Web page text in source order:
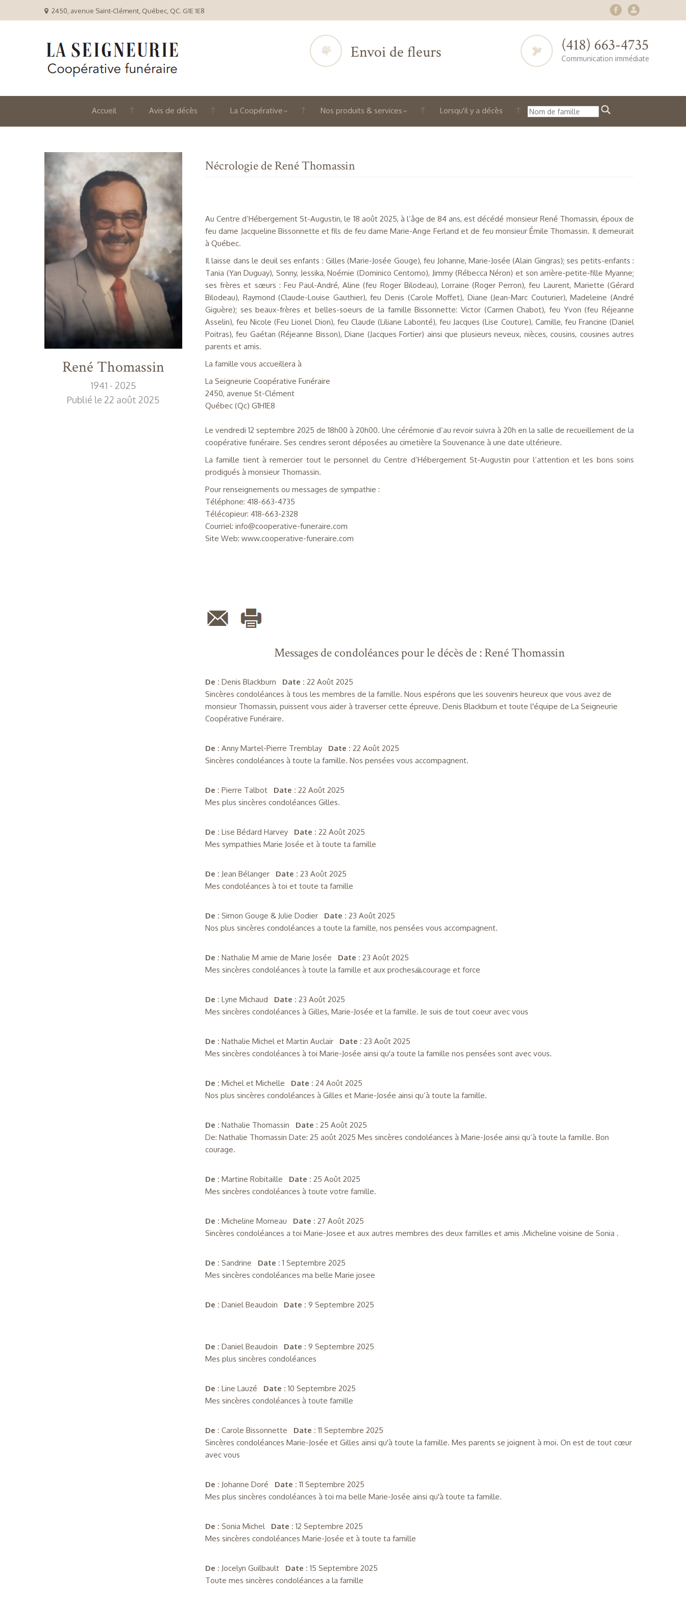
2450, avenue Saint-Clément, Québec, QC. G1E 1E8
(418) 663-4735
Communication immédiate
Envoi de fleurs
Accueil Avis de décès La Coopérative Nos produits & services Lorsqu'il y a décès
René Thomassin
1941 - 2025
Publié le 22 août 2025
Nécrologie de René Thomassin
Au Centre d’Hébergement St-Augustin, le 18 août 2025, à l’âge de 84 ans, est décédé monsieur René Thomassin, époux de
feu dame Jacqueline Bissonnette et fils de feu dame Marie-Ange Ferland et de feu monsieur Émile Thomassin. Il demeurait
à Québec.
Il laisse dans le deuil ses enfants : Gilles (Marie-Josée Gouge), feu Johanne, Marie-Josée (Alain Gingras); ses petits-enfants :
Tania (Yan Duguay), Sonny, Jessika, Noémie (Dominico Centomo), Jimmy (Rébecca Néron) et son arrière-petite-fille Myanne;
ses frères et sœurs : Feu Paul-André, Aline (feu Roger Bilodeau), Lorraine (Roger Perron), feu Laurent, Mariette (Gérard
Bilodeau), Raymond (Claude-Louise Gauthier), feu Denis (Carole Moffet), Diane (Jean-Marc Couturier), Madeleine (André
Giguère); ses beaux-frères et belles-soeurs de la famille Bissonnette: Victor (Carmen Chabot), feu Yvon (feu Réjeanne
Asselin), feu Nicole (Feu Lionel Dion), feu Claude (Liliane Labonté), feu Jacques (Lise Couture), Camille, feu Francine (Daniel
Poitras), feu Gaétan (Réjeanne Bisson), Diane (Jacques Fortier) ainsi que plusieurs neveux, nièces, cousins, cousines autres
parents et amis.
La famille vous accueillera à
La Seigneurie Coopérative Funéraire
2450, avenue St-Clément
Québec (Qc) G1H1E8
Le vendredi 12 septembre 2025 de 18h00 à 20h00. Une cérémonie d’au revoir suivra à 20h en la salle de recueillement de la
coopérative funéraire. Ses cendres seront déposées au cimetière la Souvenance à une date ultérieure.
La famille tient à remercier tout le personnel du Centre d’Hébergement St-Augustin pour l’attention et les bons soins
prodigués à monsieur Thomassin.
Pour renseignements ou messages de sympathie :
Téléphone: 418-663-4735
Télécopieur: 418-663-2328
Courriel: info@cooperative-funeraire.com
Site Web: www.cooperative-funeraire.com
Messages de condoléances pour le décès de : René Thomassin
De : Denis Blackburn Date : 22 Août 2025
Sincères condoléances à tous les membres de la famille. Nous espérons que les souvenirs heureux que vous avez de
monsieur Thomassin, puissent vous aider à traverser cette épreuve. Denis Blackburn et toute l'équipe de La Seigneurie
Coopérative Funéraire.
De : Anny Martel-Pierre Tremblay Date : 22 Août 2025
Sincères condoléances à toute la famille. Nos pensées vous accompagnent.
De : Pierre Talbot Date : 22 Août 2025
Mes plus sincères condoléances Gilles.
De : Lise Bédard Harvey Date : 22 Août 2025
Mes sympathies Marie Josée et à toute ta famille
De : Jean Bélanger Date : 23 Août 2025
Mes condoléances à toi et toute ta famille
De : Simon Gouge & Julie Dodier Date : 23 Août 2025
Nos plus sincères condoléances a toute la famille, nos pensées vous accompagnent.
De : Nathalie M amie de Marie Josée Date : 23 Août 2025
Mes sincères condoléances à toute la famille et aux proches🙏courage et force
De : Lyne Michaud Date : 23 Août 2025
Mes sincères condoléances à Gilles, Marie-Josée et la famille. Je suis de tout coeur avec vous
De : Nathalie Michel et Martin Auclair Date : 23 Août 2025
Mes sincères condoléances à toi Marie-Josée ainsi qu'a toute la famille nos pensées sont avec vous.
De : Michel et Michelle Date : 24 Août 2025
Nos plus sincères condoléances à Gilles et Marie-Josée ainsi qu’à toute la famille.
De : Nathalie Thomassin Date : 25 Août 2025
De: Nathalie Thomassin Date: 25 août 2025 Mes sincères condoléances à Marie-Josée ainsi qu’à toute la famille. Bon
courage.
De : Martine Robitaille Date : 25 Août 2025
Mes sincères condoléances à toute votre famille.
De : Micheline Morneau Date : 27 Août 2025
Sincères condoléances a toi Marie-Josee et aux autres membres des deux familles et amis .Micheline voisine de Sonia .
De : Sandrine Date : 1 Septembre 2025
Mes sincères condoléances ma belle Marie josee
De : Daniel Beaudoin Date : 9 Septembre 2025
De : Daniel Beaudoin Date : 9 Septembre 2025
Mes plus sincères condoléances
De : Line Lauzé Date : 10 Septembre 2025
Mes sincères condoléances à toute famille
De : Carole Bissonnette Date : 11 Septembre 2025
Sincères condoléances Marie-Josée et Gilles ainsi qu'à toute la famille. Mes parents se joignent à moi. On est de tout cœur
avec vous
De : Johanne Doré Date : 11 Septembre 2025
Mes plus sincères condoléances à toi ma belle Marie-Josée ainsi qu'à toute ta famille.
De : Sonia Michel Date : 12 Septembre 2025
Mes sincères condoléances Marie-Josée et à toute ta famille
De : Jocelyn Guilbault Date : 15 Septembre 2025
Toute mes sincères condoléances a la famille